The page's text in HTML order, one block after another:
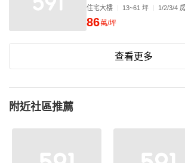
住宅大樓
13~61 坪 1/2/3/4
86萬/坪
查看更多
附近社區推薦